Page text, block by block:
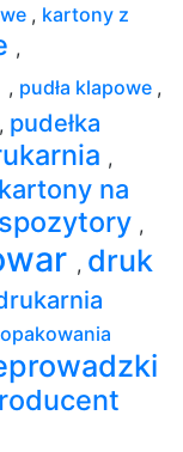
, kartony z
,
, pudła klapowe ,
, pudełka
,
kartony na
,
, druk
opakowania